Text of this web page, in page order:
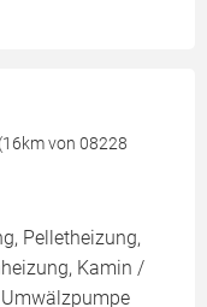
von 08228
Pelletheizung,
Kamin /